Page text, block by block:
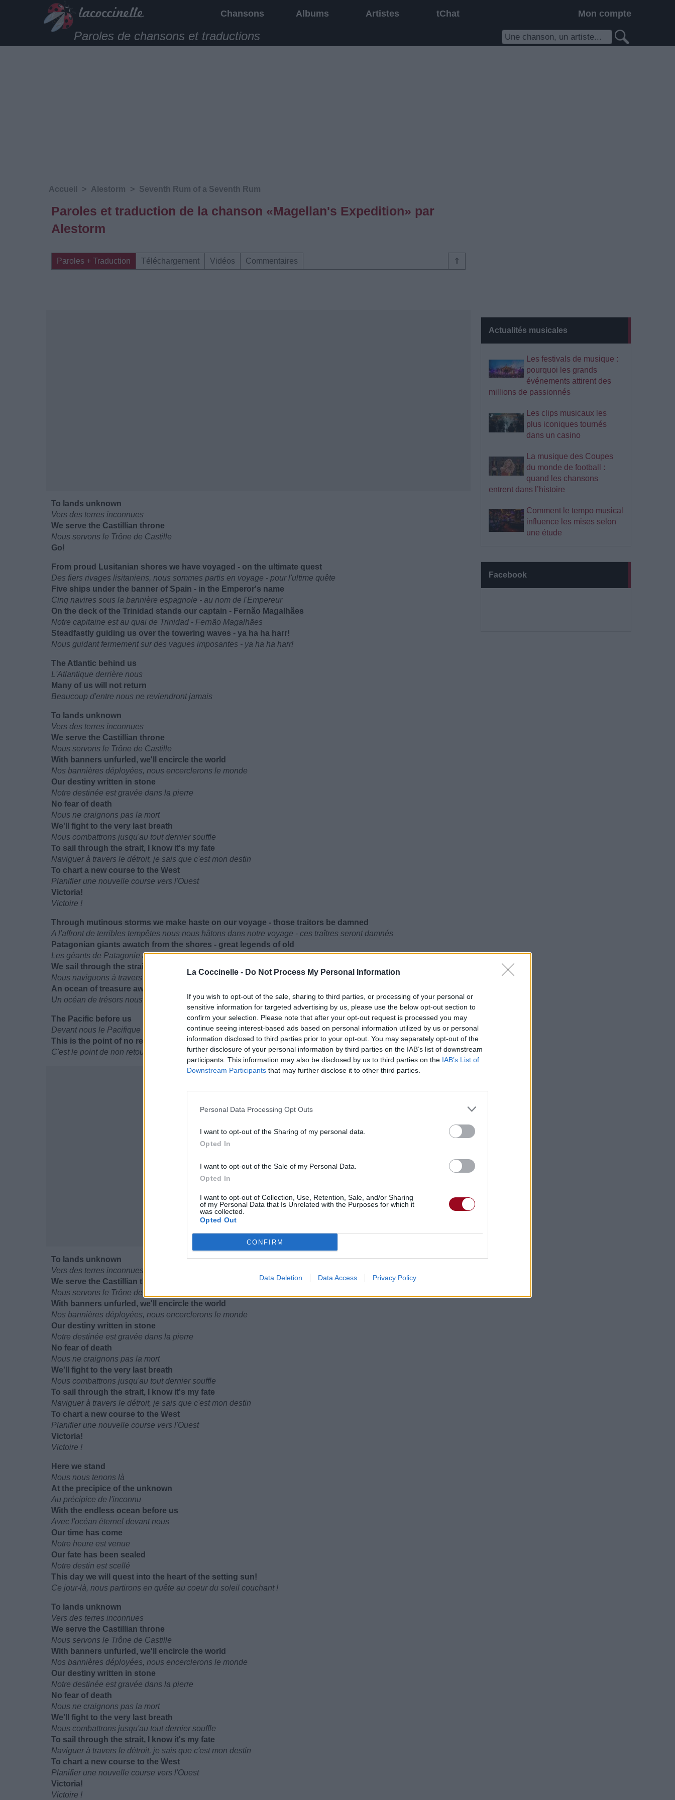
La Coccinelle - Do Not Process My Personal Information
If you wish to opt-out of the sale, sharing to third parties, or processing of your personal or
sensitive information for targeted advertising by us, please use the below opt-out section to
confirm your selection. Please note that after your opt-out request is processed you may
continue seeing interest-based ads based on personal information utilized by us or personal
information disclosed to third parties prior to your opt-out. You may separately opt-out of the
further disclosure of your personal information by third parties on the IAB’s list of downstream
participants. This information may also be disclosed by us to third parties on the IAB’s List of
Downstream Participants that may further disclose it to other third parties.
Personal Data Processing Opt Outs
I want to opt-out of the Sharing of my personal data.
Opted In
I want to opt-out of the Sale of my Personal Data.
Opted In
I want to opt-out of Collection, Use, Retention, Sale, and/or Sharing
of my Personal Data that Is Unrelated with the Purposes for which it
was collected.
Opted Out
CONFIRM
Data Deletion Data Access Privacy Policy
Chansons Albums Artistes tChat Mon compte
Paroles de chansons et traductions
Actualités musicales
Les festivals de musique :
pourquoi les grands
événements attirent des
millions de passionnés
Les clips musicaux les
plus iconiques tournés
dans un casino
La musique des Coupes
du monde de football :
quand les chansons
entrent dans l’histoire
Comment le tempo musical
influence les mises selon
une étude
Facebook
Accueil > Alestorm > Seventh Rum of a Seventh Rum
Paroles et traduction de la chanson «Magellan's Expedition» par
Alestorm
⇑
Paroles + Traduction Téléchargement Vidéos Commentaires
To lands unknown
Vers des terres inconnues
We serve the Castillian throne
Nous servons le Trône de Castille
Go!
From proud Lusitanian shores we have voyaged - on the ultimate quest
Des fiers rivages lisitaniens, nous sommes partis en voyage - pour l'ultime quête
Five ships under the banner of Spain - in the Emperor's name
Cinq navires sous la bannière espagnole - au nom de l'Empereur
On the deck of the Trinidad stands our captain - Fernão Magalhães
Notre capitaine est au quai de Trinidad - Fernão Magalhães
Steadfastly guiding us over the towering waves - ya ha ha harr!
Nous guidant fermement sur des vagues imposantes - ya ha ha harr!
The Atlantic behind us
L'Atlantique derrière nous
Many of us will not return
Beaucoup d'entre nous ne reviendront jamais
To lands unknown
Vers des terres inconnues
We serve the Castillian throne
Nous servons le Trône de Castille
With banners unfurled, we'll encircle the world
Nos bannières déployées, nous encerclerons le monde
Our destiny written in stone
Notre destinée est gravée dans la pierre
No fear of death
Nous ne craignons pas la mort
We'll fight to the very last breath
Nous combattrons jusqu'au tout dernier souffle
To sail through the strait, I know it's my fate
Naviguer à travers le détroit, je sais que c'est mon destin
To chart a new course to the West
Planifier une nouvelle course vers l'Ouest
Victoria!
Victoire !
Through mutinous storms we make haste on our voyage - those traitors be damned
A l'affront de terribles tempêtes nous nous hâtons dans notre voyage - ces traîtres seront damnés
Patagonian giants awatch from the shores - great legends of old
Les géants de Patagonie à l'affût sur les rives - grandes légendes des anciens
We sail through the straits of Tierra del Fuego - the islands of fire
Nous naviguons à travers le détroit de Tierra del Fuego - l'île de feu
An ocean of treasure awaits us far to the west - ya ha ha harr!
Un océan de trésors nous attend à l'Ouest - ya ha ha harr !
The Pacific before us
Devant nous le Pacifique
This is the point of no return
C'est le point de non retour
To lands unknown
Vers des terres inconnues
We serve the Castillian throne
Nous servons le Trône de Castille
With banners unfurled, we'll encircle the world
Nos bannières déployées, nous encerclerons le monde
Our destiny written in stone
Notre destinée est gravée dans la pierre
No fear of death
Nous ne craignons pas la mort
We'll fight to the very last breath
Nous combattrons jusqu'au tout dernier souffle
To sail through the strait, I know it's my fate
Naviguer à travers le détroit, je sais que c'est mon destin
To chart a new course to the West
Planifier une nouvelle course vers l'Ouest
Victoria!
Victoire !
Here we stand
Nous nous tenons là
At the precipice of the unknown
Au précipice de l'inconnu
With the endless ocean before us
Avec l'océan éternel devant nous
Our time has come
Notre heure est venue
Our fate has been sealed
Notre destin est scellé
This day we will quest into the heart of the setting sun!
Ce jour-là, nous partirons en quête au coeur du soleil couchant !
To lands unknown
Vers des terres inconnues
We serve the Castillian throne
Nous servons le Trône de Castille
With banners unfurled, we'll encircle the world
Nos bannières déployées, nous encerclerons le monde
Our destiny written in stone
Notre destinée est gravée dans la pierre
No fear of death
Nous ne craignons pas la mort
We'll fight to the very last breath
Nous combattrons jusqu'au tout dernier souffle
To sail through the strait, I know it's my fate
Naviguer à travers le détroit, je sais que c'est mon destin
To chart a new course to the West
Planifier une nouvelle course vers l'Ouest
Victoria!
Victoire !